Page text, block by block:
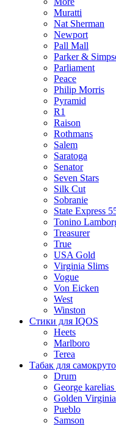
Muratti
Nat Sherman
Newport
Pall Mall
Parker &
Parliament
Peace
Philip Morris
Pyramid
R1
Raison
Rothmans
Salem
Saratoga
Senator
Seven Stars
Silk Cut
Sobranie
State Express
Tonino
Treasurer
True
USA Gold
Virginia Slims
Vogue
Von Eicken
West
Winston
Стики для IQOS
Heets
Marlboro
Terea
Табак для
Drum
George karelias
Golden Virginia
Pueblo
Samson